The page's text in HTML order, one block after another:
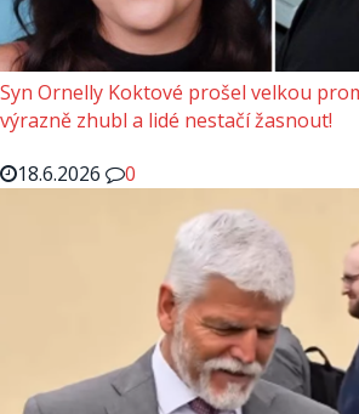
Syn Ornelly Koktové prošel velkou
výrazně zhubl a lidé nestačí žasnout!
18.6.2026
0